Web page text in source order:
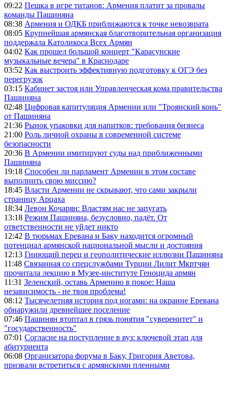
09:22 Пешка в игре титанов: Армения платит за провалы
команды Пашиняна
08:38 Армения и ОДКБ приближаются к точке невозврата
08:05 Крупнейшая армянская благотворительная организация
поддержала Католикоса Всех Армян
04:02 Как прошел большой концерт "Карасунские
музыкальные вечера" в Краснодаре
03:52 Как выстроить эффективную подготовку к ОГЭ без
перегрузок
03:15 Кабинет застоя или Управленческая кома правительства
Пашиняна
02:48 Цифровая капитуляция Армении или "Троянский конь"
от Пашиняна
21:36 Рынок упаковки для напитков: требования бизнеса
21:00 Роль личной охраны в современной системе
безопасности
20:36 В Армении имитируют суды над приближенными
Пашиняна
19:18 Способен ли парламент Армении в этом составе
выполнить свою миссию?
18:45 Власти Армении не скрывают, что сами закрыли
страницу Арцаха
18:34 Левон Кочарян: Властям нас не запугать
13:18 Режим Пашиняна, безусловно, падёт. От
ответственности не уйдет никто
12:42 В тюрьмах Еревана и Баку находится огромный
потенциал армянской национальной мысли и достояния
12:13 Гниющий перец и геополитические иллюзии Пашиняна
11:48 Связанная со спецслужбами Турции Лилит Мкртчян
прочитала лекцию в Музее-институте Геноцида армян
11:31 Зеленский, оставь Армению в покое: Наша
независимость - не твоя проблема!
08:12 Тысячелетняя история под ногами: на окраине Еревана
обнаружили древнейшее поселение
07:46 Пашинян втоптал в грязь понятия "суверенитет" и
"государственность"
07:01 Согласие на поступление в вуз: ключевой этап для
абитуриента
06:08 Организатора форума в Баку, Григория Аветова,
призвали встретиться с армянскими пленными